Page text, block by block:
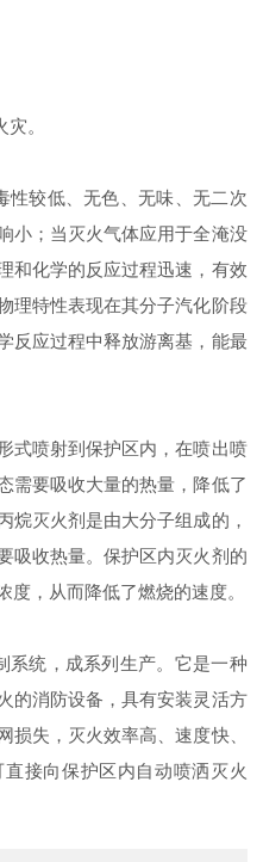
。
较低、无色、无味、无二次
小；当灭火气体应用于全淹没
和化学的反应过程迅速，有效
理特性表现在其分子汽化阶段
反应过程中释放游离基，能最
喷射到保护区内，在喷出喷
需要吸收大量的热量，降低了
烷灭火剂是由大分子组成的，
吸收热量。保护区内灭火剂的
，从而降低了燃烧的速度。
统，成系列生产。它是一种
的消防设备，具有安装灵活方
损失，灭火效率高、速度快、
接向保护区内自动喷洒灭火